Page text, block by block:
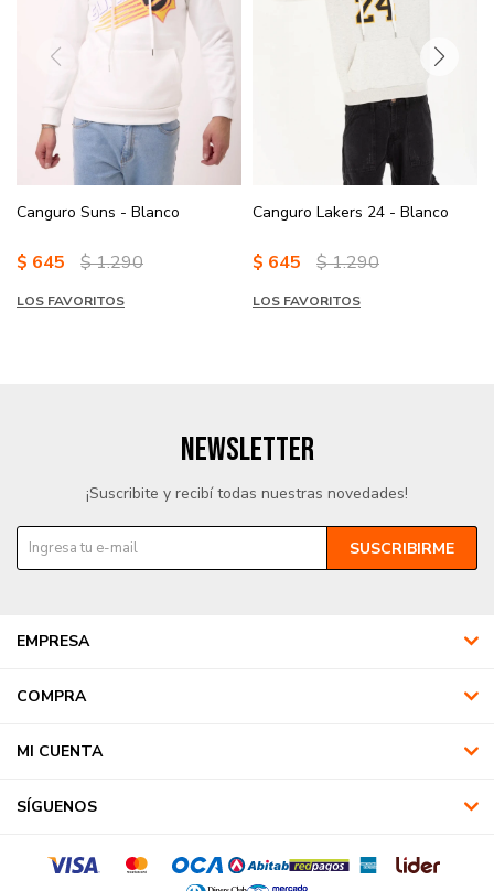
Canguro Suns - Blanco
$ 645 $1.290
LOS FAVORITOS
Canguro Lakers 24 - Blanco
$ 645 $1.290
LOS FAVORITOS
EMPRESA
COMPRA
MI CUENTA
SÍGUENOS
NEWSLETTER
¡Suscribite y recibí todas nuestras novedades!
SUSCRIBIRME